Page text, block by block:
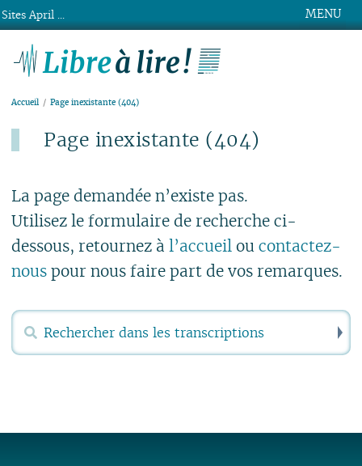
MENU
Accueil Page inexistante (404)
Page inexistante (404)
La page demandée n’existe pas.
Utilisez le formulaire de recherche ci-
dessous, retournez àl’accueil oucontactez-
nous pour nous faire part de vos remarques.
Rechercher :
Sites April ...